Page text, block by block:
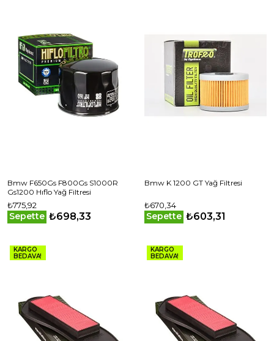
Bmw F650Gs F800Gs S1000R
Gs1200 Hıflo Yağ Filtresi
₺775,92
Sepette ₺698,33
Bmw K 1200 GT Yağ Filtresi
₺670,34
Sepette ₺603,31
KARGO
BEDAVA!
KARGO
BEDAVA!